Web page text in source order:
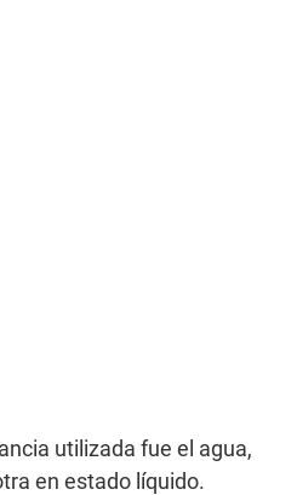
utilizada fue el agua,
en estado líquido.